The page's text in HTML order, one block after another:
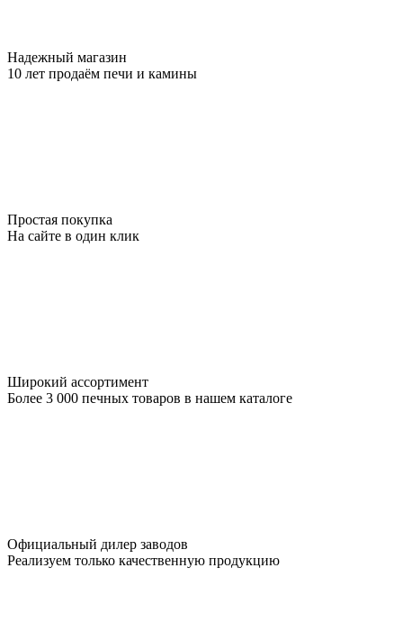
Надежный магазин
10 лет продаём печи и камины
Простая покупка
На сайте в один клик
Широкий ассортимент
Более 3 000 печных товаров в нашем каталоге
Официальный дилер заводов
Реализуем только качественную продукцию